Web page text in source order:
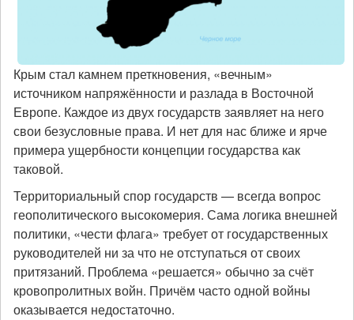
Крым стал камнем преткновения, «вечным»
источником напряжённости и разлада в Восточной
Европе. Каждое из двух государств заявляет на него
свои безусловные права. И нет для нас ближе и ярче
примера ущербности концепции государства как
таковой.
Территориальный спор государств — всегда вопрос
геополитического высокомерия. Сама логика внешней
политики, «чести флага» требует от государственных
руководителей ни за что не отступаться от своих
притязаний. Проблема «решается» обычно за счёт
кровопролитных войн. Причём часто одной войны
оказывается недостаточно.